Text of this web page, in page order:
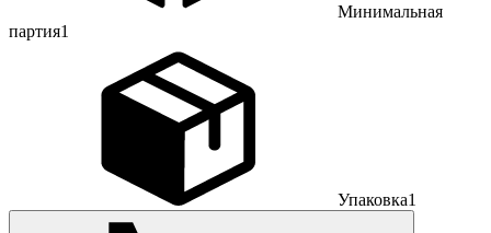
Минимальная
партия1
Упаковка1